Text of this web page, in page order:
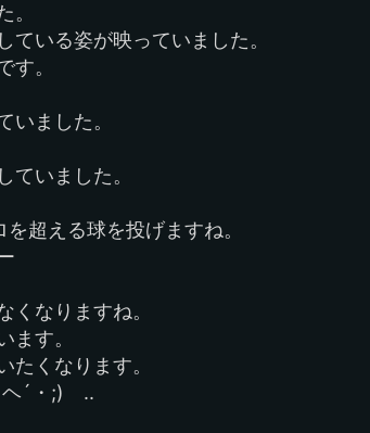
。
いる姿が映っていました。
す。
いました。
ていました。
超える球を投げますね。
くなりますね。
ます。
たくなります。
´・;)ゞ..